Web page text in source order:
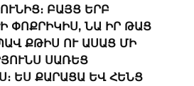
ԲԱՅՑ ԵՐԲ
ՓՈՔՐԻԿԻՍ, ՆԱ ԻՐ ԹԱՑ
ՔԹԻՍ ՈՒ ԱՍԱՑ ՄԻ
ՍԱՌԵՑ
ԵՍ ՔԱՐԱՑԱ ԵՎ ՀԵՆՑ